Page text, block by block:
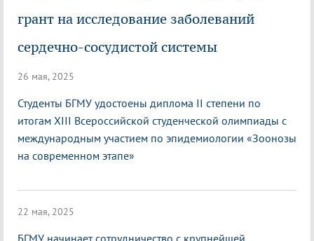
грант на исследование заболеваний
сердечно-сосудистой системы
26 мая, 2025
Студенты БГМУ удостоены диплома II степени по
итогам XIII Всероссийской студенческой олимпиады с
международным участием по эпидемиологии «Зоонозы
на современном этапе»
22 мая, 2025